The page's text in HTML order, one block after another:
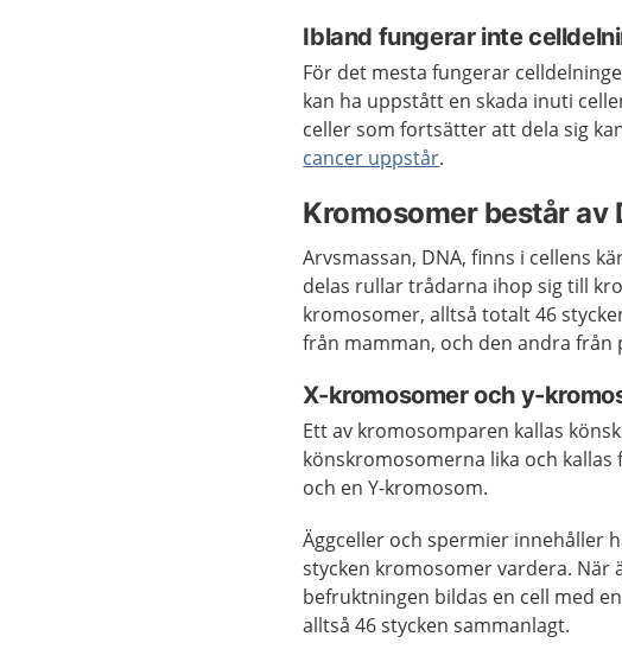
Ibland fungerar inte
För det mesta fungerar
kan ha uppstått en skada inuti
celler som fortsätter att dela sig
cancer uppstår.
Kromosomer består av
Arvsmassan, DNA, finns i cellens
delas rullar trådarna ihop sig till
kromosomer, alltså totalt 46
från mamman, och den andra från
X-kromosomer och y-
Ett av kromosomparen kallas
könskromosomerna lika och
och en Y-kromosom.
Äggceller och spermier innehåller
stycken kromosomer vardera. När
befruktningen bildas en cell med
alltså 46 stycken sammanlagt.